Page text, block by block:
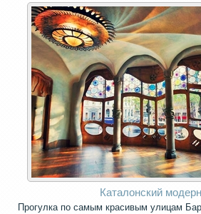
Каталонский
Прогулка по самым красивым улицам